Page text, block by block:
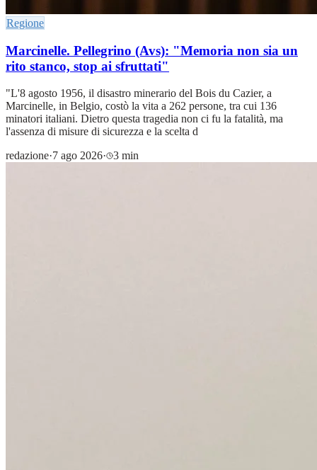
Regione
Marcinelle. Pellegrino (Avs): "Memoria non sia un
rito stanco, stop ai sfruttati"
"L'8 agosto 1956, il disastro minerario del Bois du Cazier, a
Marcinelle, in Belgio, costò la vita a 262 persone, tra cui 136
minatori italiani. Dietro questa tragedia non ci fu la fatalità, ma
l'assenza di misure di sicurezza e la scelta d
redazione·7 ago 2026· 3 min